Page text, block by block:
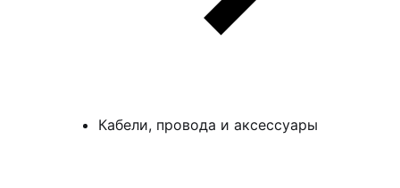
Кабели, провода и аксессуары